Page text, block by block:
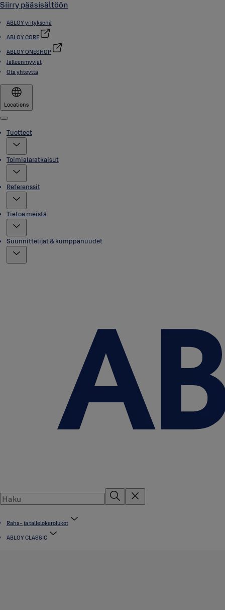
Siirry pääsisältöön
ABLOY yrityksenä
ABLOY CORE
ABLOY ONESHOP
Jälleenmyyjät
Ota yhteyttä
Locations
Menu
Tuotteet
Toimialaratkaisut
Referenssit
Tietoa meistä
Suunnittelijat & kumppanuudet
Raha- ja tallelokerolukot
ABLOY CLASSIC